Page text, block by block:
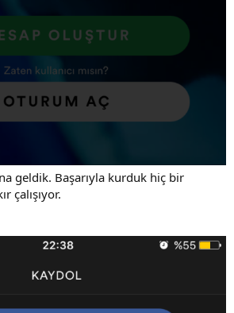
geldik. Başarıyla kurduk hiç bir
çalışıyor.